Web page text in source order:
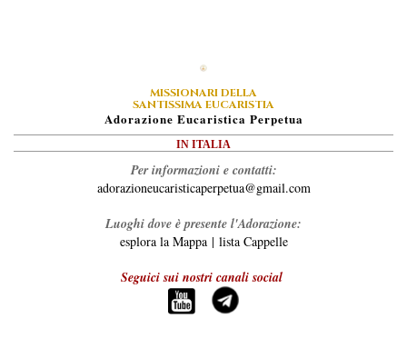
MISSIONARI DELLA
SANTISSIMA EUCARISTIA
ADorazione EUcaristica PErpetua
IN ITALIA
Per informazioni e contatti:
adorazioneucaristicaperpetua@gmail.com
Luoghi dove è presente l'Adorazione:
esplora la Mappa| lista Cappelle
Seguici sui nostri canali social